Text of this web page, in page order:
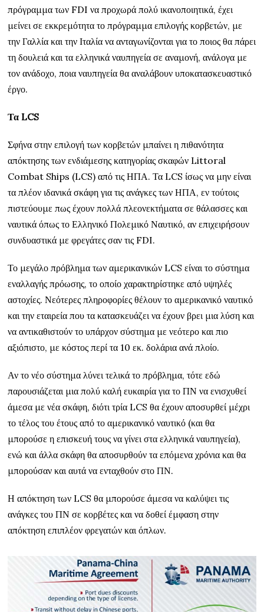
πρόγραμμα των FDI να προχωρά πολύ ικανοποιητικά, έχει
μείνει σε εκκρεμότητα το πρόγραμμα επιλογής κορβετών, με
την Γαλλία και την Ιταλία να ανταγωνίζονται για το ποιος θα πάρει
τη δουλειά και τα ελληνικά ναυπηγεία σε αναμονή, ανάλογα με
τον ανάδοχο, ποια ναυπηγεία θα αναλάβουν υποκατασκευαστικό
έργο.
ΤαLCS
Σφήνα στην επιλογή των κορβετών μπαίνει η πιθανότητα
απόκτησης των ενδιάμεσης κατηγορίας σκαφών Littoral
Combat Ships (LCS) από τις ΗΠΑ. Τα LCS ίσως να μην είναι
τα πλέον ιδανικά σκάφη για τις ανάγκες των ΗΠΑ, εν τούτοις
πιστεύουμε πως έχουν πολλά πλεονεκτήματα σε θάλασσες και
ναυτικά όπως το Ελληνικό Πολεμικό Ναυτικό, αν επιχειρήσουν
συνδυαστικά με φρεγάτες σαν τις FDI.
Το μεγάλο πρόβλημα των αμερικανικών LCS είναι το σύστημα
εναλλαγής πρόωσης, το οποίο χαρακτηρίστηκε από υψηλές
αστοχίες. Νεότερες πληροφορίες θέλουν το αμερικανικό ναυτικό
και την εταιρεία που τα κατασκευάζει να έχουν βρει μια λύση και
να αντικαθιστούν το υπάρχον σύστημα με νεότερο και πιο
αξιόπιστο, με κόστος περί τα 10 εκ. δολάρια ανά πλοίο.
Αν το νέο σύστημα λύνει τελικά το πρόβλημα, τότε εδώ
παρουσιάζεται μια πολύ καλή ευκαιρία για το ΠΝ να ενισχυθεί
άμεσα με νέα σκάφη, διότι τρία LCS θα έχουν αποσυρθεί μέχρι
το τέλος του έτους από το αμερικανικό ναυτικό (και θα
μπορούσε η επισκευή τους να γίνει στα ελληνικά ναυπηγεία),
ενώ και άλλα σκάφη θα αποσυρθούν τα επόμενα χρόνια και θα
μπορούσαν και αυτά να ενταχθούν στο ΠΝ.
Η απόκτηση των LCS θα μπορούσε άμεσα να καλύψει τις
ανάγκες του ΠΝ σε κορβέτες και να δοθεί έμφαση στην
απόκτηση επιπλέον φρεγατών και όπλων.